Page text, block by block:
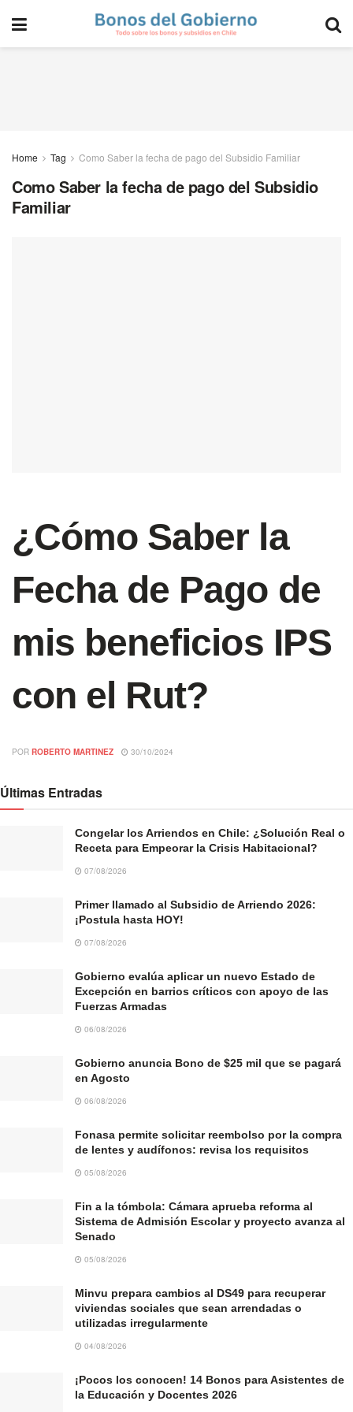
Home Tag Como Saber la fecha de pago del Subsidio Familiar
Como Saber la fecha de pago del Subsidio
Familiar
¿Cómo Saber la
Fecha de Pago de
mis beneficios IPS
con el Rut?
POR ROBERTO MARTINEZ 30/10/2024
Últimas Entradas
Congelar los Arriendos en Chile: ¿Solución Real o
Receta para Empeorar la Crisis Habitacional?
07/08/2026
Primer llamado al Subsidio de Arriendo 2026:
¡Postula hasta HOY!
07/08/2026
Gobierno evalúa aplicar un nuevo Estado de
Excepción en barrios críticos con apoyo de las
Fuerzas Armadas
06/08/2026
Gobierno anuncia Bono de $25 mil que se pagará
en Agosto
06/08/2026
Fonasa permite solicitar reembolso por la compra
de lentes y audífonos: revisa los requisitos
05/08/2026
Fin a la tómbola: Cámara aprueba reforma al
Sistema de Admisión Escolar y proyecto avanza al
Senado
05/08/2026
Minvu prepara cambios al DS49 para recuperar
viviendas sociales que sean arrendadas o
utilizadas irregularmente
04/08/2026
¡Pocos los conocen! 14 Bonos para Asistentes de
la Educación y Docentes 2026